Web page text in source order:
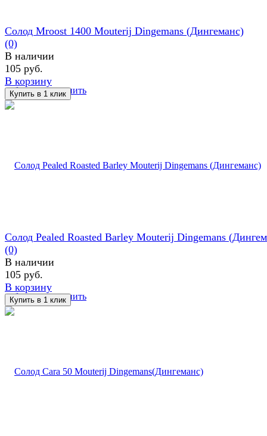
избранное сравнить
Солод Mroost 1400 Mouterij Dingemans (Дингеманс)
(0)
В наличии
105 руб.
В корзину
избранное сравнить
Солод Pealed Roasted Barley Mouterij Dingemans
(0)
В наличии
105 руб.
В корзину